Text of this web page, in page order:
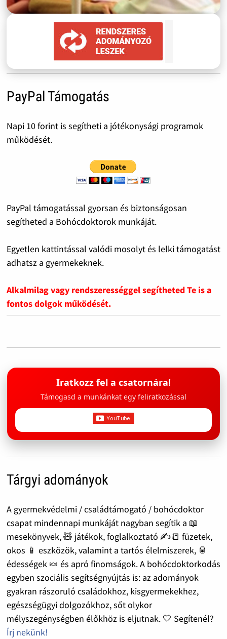
PayPal Támogatás
Napi 10 forint is segítheti a jótékonysági programok
működését.
PayPal támogatással gyorsan és biztonságosan
segítheted a Bohócdoktorok munkáját.
Egyetlen kattintással valódi mosolyt és lelki támogatást
adhatsz a gyermekeknek.
Alkalmilag vagy rendszerességgel segítheted Te is a
fontos dolgok működését.
Iratkozz fel a csatornára!
Támogasd a munkánkat egy feliratkozással
Tárgyi adományok
A gyermekvédelmi / családtámogató / bohócdoktor
csapat mindennapi munkáját nagyban segítik a 📖
mesekönyvek, 🧸 játékok, foglalkoztató ✍️📒 füzetek,
okos 📱 eszközök, valamint a tartós élelmiszerek, 🥫
édességek 🍬 és apró finomságok. A bohócdoktorkodás
egyben szociális segítségnyújtás is: az adományok
gyakran rászoruló családokhoz, kisgyermekekhez,
egészségügyi dolgozókhoz, sőt olykor
mélyszegénységben élőkhöz is eljutnak. 🤍 Segítenél?
Írj nekünk!